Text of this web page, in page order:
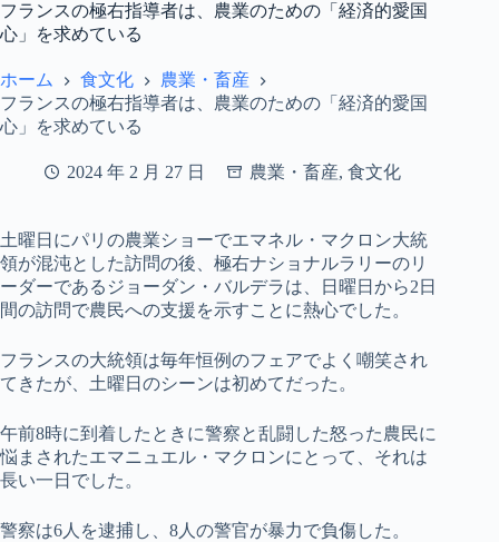
フランスの極右指導者は、農業のための「経済的愛国
心」を求めている
ホーム 食文化
農業・畜産
フランスの極右指導者は、農業のための「経済的愛国
心」を求めている
2024 年 2 月 27 日 農業・畜産, 食文化
土曜日にパリの農業ショーでエマネル・マクロン大統
領が混沌とした訪問の後、極右ナショナルラリーのリ
ーダーであるジョーダン・バルデラは、日曜日から2日
間の訪問で農民への支援を示すことに熱心でした。
フランスの大統領は毎年恒例のフェアでよく嘲笑され
てきたが、土曜日のシーンは初めてだった。
午前8時に到着したときに警察と乱闘した怒った農民に
悩まされたエマニュエル・マクロンにとって、それは
長い一日でした。
警察は6人を逮捕し、8人の警官が暴力で負傷した。